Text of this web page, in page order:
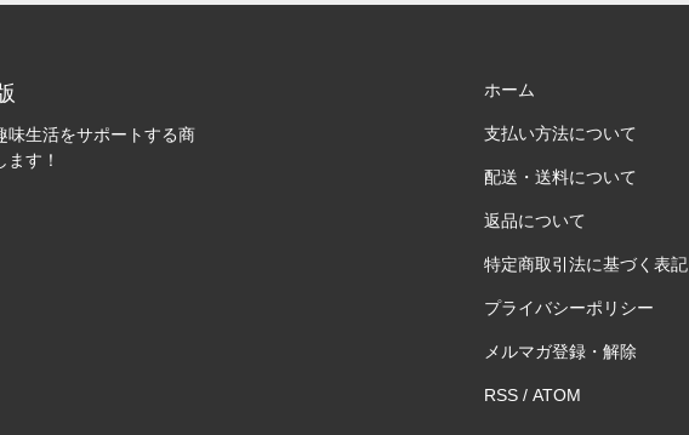
味生活をサポートする商
す！
ホーム
支払い方法について
配送・送料について
返品について
特定商取引法に基づく表記
プライバシーポリシー
メルマガ登録・解除
RSS/ ATOM